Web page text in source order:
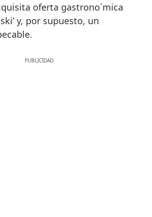
oferta gastrono´mica
y, por supuesto, un